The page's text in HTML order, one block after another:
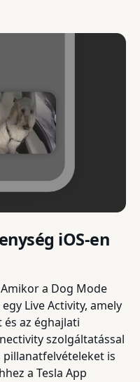
iOS-en
a Dog Mode
Live Activity, amely
az éghajlati
szolgáltatással
is
a Tesla App